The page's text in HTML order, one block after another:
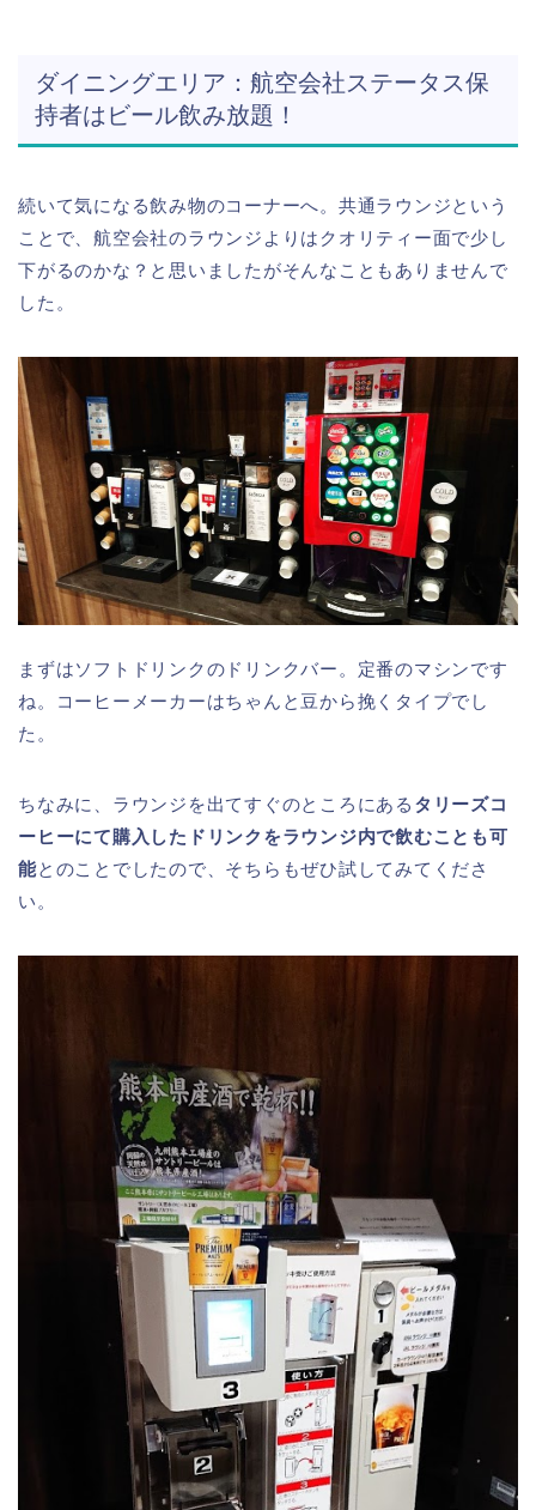
ダイニングエリア：航空会社ステータス保
持者はビール飲み放題！
続いて気になる飲み物のコーナーへ。共通ラウンジという
ことで、航空会社のラウンジよりはクオリティー面で少し
下がるのかな？と思いましたがそんなこともありませんで
した。
まずはソフトドリンクのドリンクバー。定番のマシンです
ね。コーヒーメーカーはちゃんと豆から挽くタイプでし
た。
ちなみに、ラウンジを出てすぐのところにある タリーズコ
ーヒーにて購入したドリンクをラウンジ内で飲むことも可
能とのことでしたので、そちらもぜひ試してみてくださ
い。